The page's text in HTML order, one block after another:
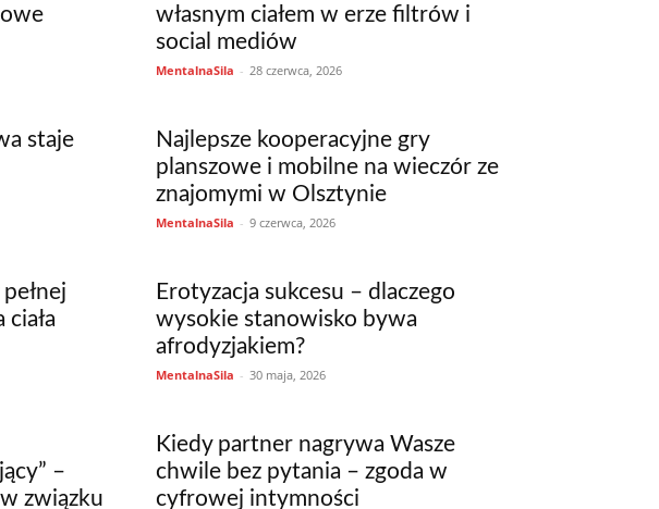
własnym ciałem w erze filtrów i
social mediów
MentalnaSila - 28 czerwca, 2026
staje
Najlepsze kooperacyjne gry
planszowe i mobilne na wieczór ze
znajomymi w Olsztynie
MentalnaSila - 9 czerwca, 2026
Erotyzacja sukcesu – dlaczego
wysokie stanowisko bywa
afrodyzjakiem?
MentalnaSila - 30 maja, 2026
–
związku
Kiedy partner nagrywa Wasze
chwile bez pytania – zgoda w
cyfrowej intymności